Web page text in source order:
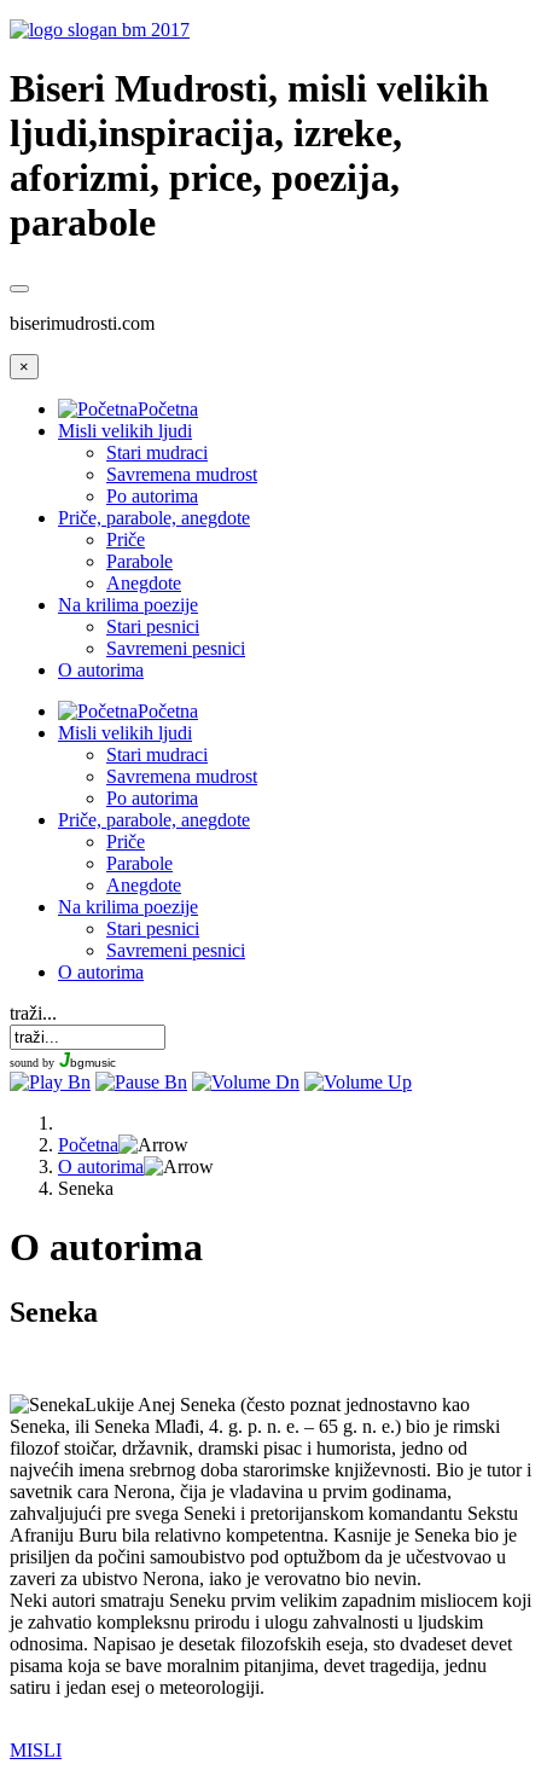
Biseri Mudrosti, misli velikih
ljudi,inspiracija, izreke,
aforizmi, price, poezija,
parabole
biserimudrosti.com
×
Početna
Misli velikih ljudi
Stari mudraci
Savremena mudrost
Po autorima
Priče, parabole, anegdote
Priče
Parabole
Anegdote
Na krilima poezije
Stari pesnici
Savremeni pesnici
O autorima
Početna
Misli velikih ljudi
Stari mudraci
Savremena mudrost
Po autorima
Priče, parabole, anegdote
Priče
Parabole
Anegdote
Na krilima poezije
Stari pesnici
Savremeni pesnici
O autorima
traži...
sound by Jbgmusic
Početna
O autorima
Seneka
O autorima
Seneka
Lukije Anej Seneka (često poznat jednostavno kao
Seneka, ili Seneka Mlađi, 4. g. p. n. e. – 65 g. n. e.) bio je rimski
filozof stoičar, državnik, dramski pisac i humorista, jedno od
najvećih imena srebrnog doba starorimske književnosti. Bio je tutor i
savetnik cara Nerona, čija je vladavina u prvim godinama,
zahvaljujući pre svega Seneki i pretorijanskom komandantu Sekstu
Afraniju Buru bila relativno kompetentna. Kasnije je Seneka bio je
prisiljen da počini samoubistvo pod optužbom da je učestvovao u
zaveri za ubistvo Nerona, iako je verovatno bio nevin.
Neki autori smatraju Seneku prvim velikim zapadnim misliocem koji
je zahvatio kompleksnu prirodu i ulogu zahvalnosti u ljudskim
odnosima. Napisao je desetak filozofskih eseja, sto dvadeset devet
pisama koja se bave moralnim pitanjima, devet tragedija, jednu
satiru i jedan esej o meteorologiji.
MISLI